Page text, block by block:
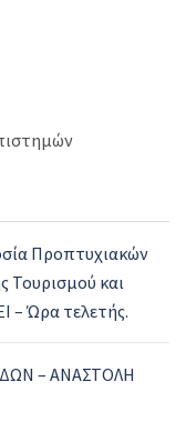
Προπτυχιακών
Τουρισμού και
– Ώρα τελετής.
– ΑΝΑΣΤΟΛΗ